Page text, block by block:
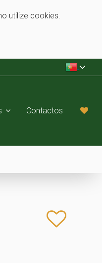
utilize cookies.
Contactos